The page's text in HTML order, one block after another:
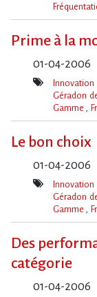
Mot(s)-
Prime à la
01-04-2006
Mot(s)-
Innovation
Géradon
Gamme
Le bon choix
01-04-2006
Mot(s)-
Innovation
Géradon
Gamme
Des
catégorie
01-04-2006